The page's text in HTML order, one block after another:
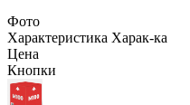
Фото
Характеристика Харак-ка
Цена
Кнопки